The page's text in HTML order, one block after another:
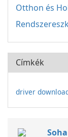
Otthon és
Címkék
driver